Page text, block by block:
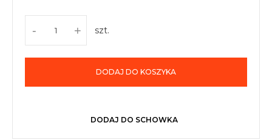
- + szt.
DODAJ DO KOSZYKA
DODAJ DO SCHOWKA